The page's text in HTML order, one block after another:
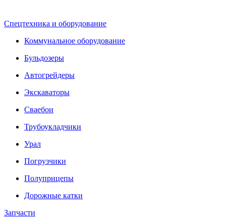
Спецтехника и оборудование
Коммунальное оборудование
Бульдозеры
Автогрейдеры
Экскаваторы
Сваебои
Трубоукладчики
Урал
Погрузчики
Полуприцепы
Дорожные катки
Запчасти